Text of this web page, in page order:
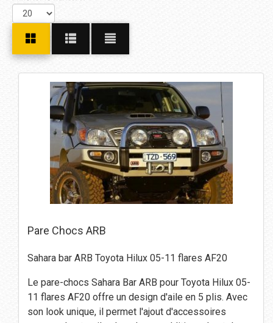
Pare Chocs ARB
Sahara bar ARB Toyota Hilux 05-11 flares AF20
Le pare-chocs Sahara Bar ARB pour Toyota Hilux 05-
11 flares AF20 offre un design d'aile en 5 plis. Avec
son look unique, il permet l'ajout d'accessoires